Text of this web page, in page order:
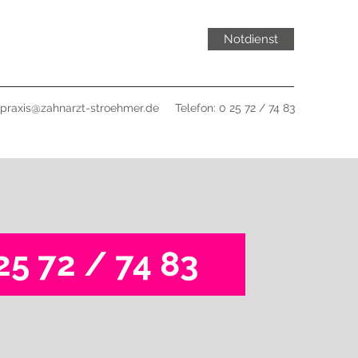
Notdienst
praxis@zahnarzt-stroehmer.de Telefon: 0 25 72 / 74 83
72 / 74 83